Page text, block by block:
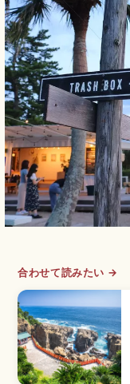
合わせて読みたい →